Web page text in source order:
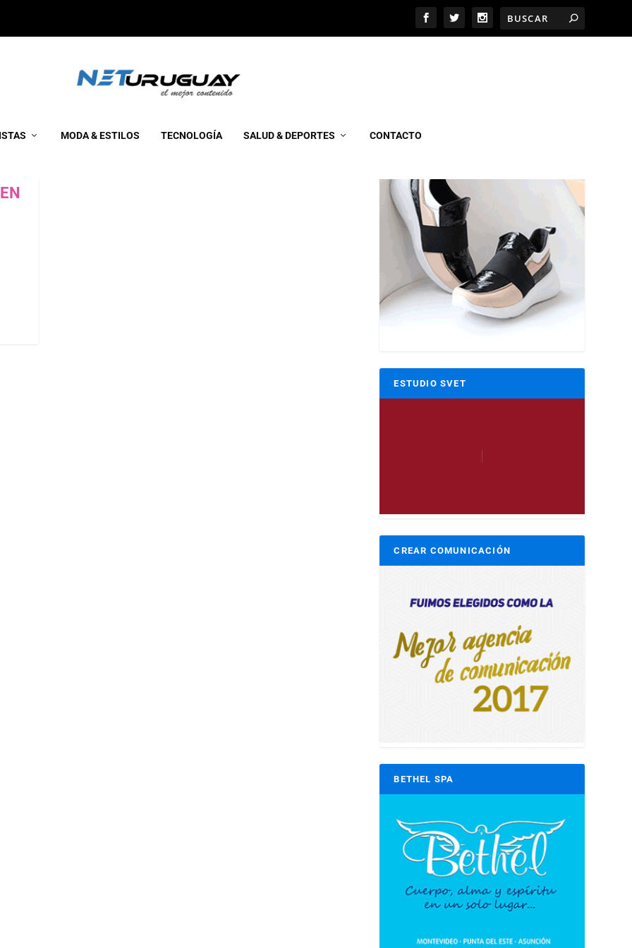
MODA & ESTILOS TECNOLOGÍA SALUD & DEPORTES CONTACTO
ESTUDIO SVET
CREAR COMUNICACIÓN
BETHEL SPA